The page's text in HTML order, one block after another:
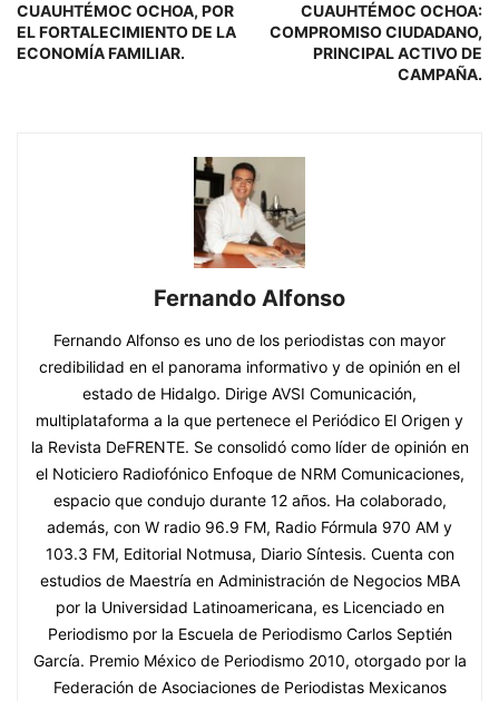
CUAUHTÉMOC OCHOA, POR
EL FORTALECIMIENTO DE LA
ECONOMÍA FAMILIAR.
CUAUHTÉMOC OCHOA:
COMPROMISO CIUDADANO,
PRINCIPAL ACTIVO DE
CAMPAÑA.
Fernando Alfonso
Fernando Alfonso es uno de los periodistas con mayor
credibilidad en el panorama informativo y de opinión en el
estado de Hidalgo. Dirige AVSI Comunicación,
multiplataforma a la que pertenece el Periódico El Origen y
la Revista DeFRENTE. Se consolidó como líder de opinión en
el Noticiero Radiofónico Enfoque de NRM Comunicaciones,
espacio que condujo durante 12 años. Ha colaborado,
además, con W radio 96.9 FM, Radio Fórmula 970 AM y
103.3 FM, Editorial Notmusa, Diario Síntesis. Cuenta con
estudios de Maestría en Administración de Negocios MBA
por la Universidad Latinoamericana, es Licenciado en
Periodismo por la Escuela de Periodismo Carlos Septién
García. Premio México de Periodismo 2010, otorgado por la
Federación de Asociaciones de Periodistas Mexicanos